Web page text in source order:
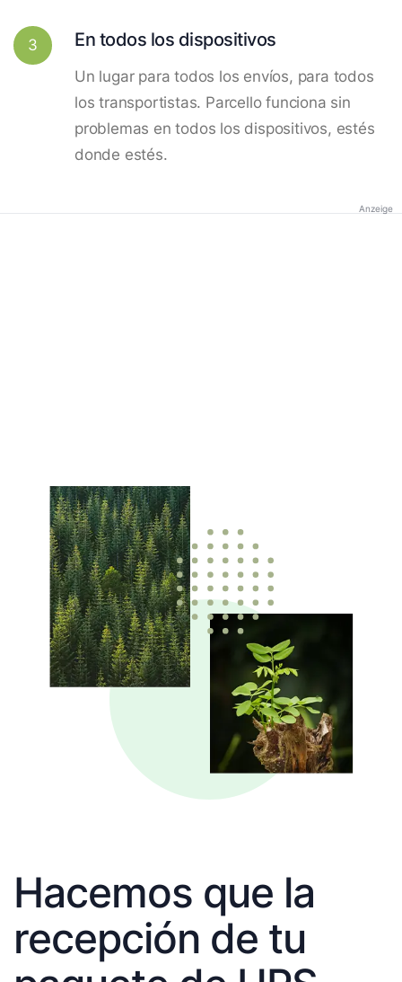
3 En todos los dispositivos
Un lugar para todos los envíos, para todos
los transportistas. Parcello funciona sin
problemas en todos los dispositivos, estés
donde estés.
Anzeige
Hacemos que la
recepción de tu